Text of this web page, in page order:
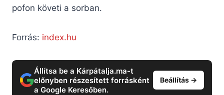
pofon követi a sorban.
Forrás: index.hu
Állítsa be a Kárpátalja.ma-t
előnyben részesített forrásként
a Google Keresőben.
Beállítás →